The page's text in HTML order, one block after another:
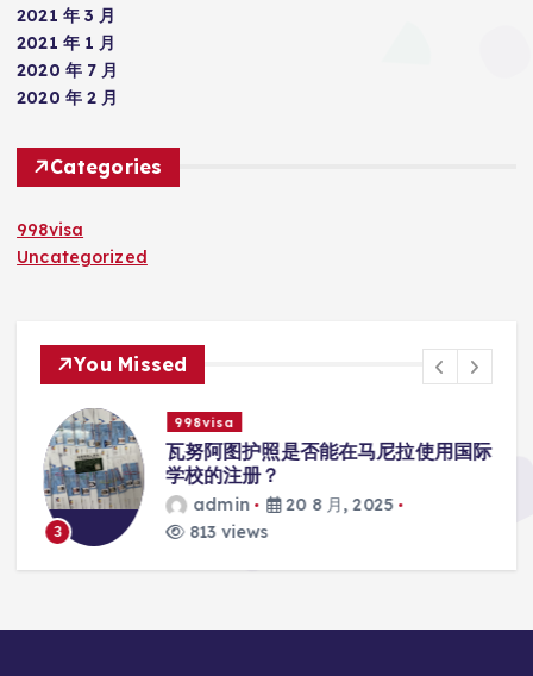
2021 年 3 月
2021 年 1 月
2020 年 7 月
2020 年 2 月
Categories
998visa
Uncategorized
You Missed
3
998visa
瓦努阿图护照是否能在马尼拉使用国际
学校的注册？
admin
20 8 月, 2025
813 views